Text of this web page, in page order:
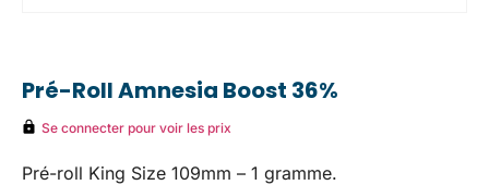
Pré-Roll Amnesia Boost 36%
Se connecter pour voir les prix
Pré-roll King Size 109mm – 1 gramme.